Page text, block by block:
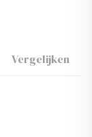
Vergelijken